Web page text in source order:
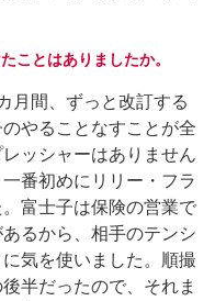
ことはありましたか。
月間、ずっと改訂する
やることなすことが全
ッシャーはありません
番初めにリリー・フラ
富士子は保険の営業で
るから、相手のテンシ
気を使いました。順撮
半だったので、それま